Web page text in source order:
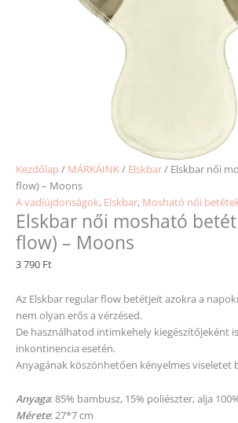
Kezdőlap / MÁRKÁINK/ Elskbar/ Elskbar női
flow) – Moons
A vadiújdonságok, Elskbar, Mosható női
Elskbar női mosható
flow) – Moons
3 790 Ft
Az Elskbar regular flow betétjeit azokra a
nem olyan erős a vérzésed.
De használhatod intimkehely kiegészítőjeként
inkontinencia esetén.
Anyagának köszönhetően kényelmes viseletet
Anyaga: 85% bambusz, 15% poliészter, alja
Mérete: 27*7 cm